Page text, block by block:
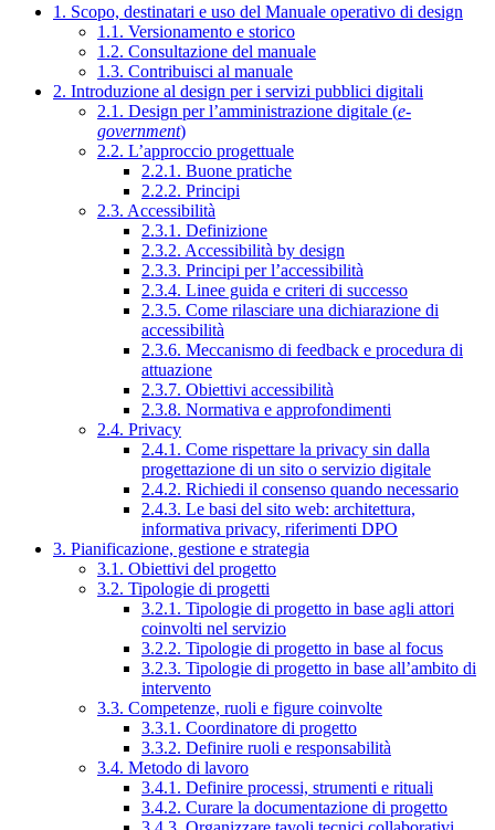
1. Scopo, destinatari e uso del Manuale operativo di design
1.1. Versionamento e storico
1.2. Consultazione del manuale
1.3. Contribuisci al manuale
2. Introduzione al design per i servizi pubblici digitali
2.1. Design per l’amministrazione digitale (e-
government)
2.2. L’approccio progettuale
2.2.1. Buone pratiche
2.2.2. Principi
2.3. Accessibilità
2.3.1. Definizione
2.3.2. Accessibilità by design
2.3.3. Principi per l’accessibilità
2.3.4. Linee guida e criteri di successo
2.3.5. Come rilasciare una dichiarazione di
accessibilità
2.3.6. Meccanismo di feedback e procedura di
attuazione
2.3.7. Obiettivi accessibilità
2.3.8. Normativa e approfondimenti
2.4. Privacy
2.4.1. Come rispettare la privacy sin dalla
progettazione di un sito o servizio digitale
2.4.2. Richiedi il consenso quando necessario
2.4.3. Le basi del sito web: architettura,
informativa privacy, riferimenti DPO
3. Pianificazione, gestione e strategia
3.1. Obiettivi del progetto
3.2. Tipologie di progetti
3.2.1. Tipologie di progetto in base agli attori
coinvolti nel servizio
3.2.2. Tipologie di progetto in base al focus
3.2.3. Tipologie di progetto in base all’ambito di
intervento
3.3. Competenze, ruoli e figure coinvolte
3.3.1. Coordinatore di progetto
3.3.2. Definire ruoli e responsabilità
3.4. Metodo di lavoro
3.4.1. Definire processi, strumenti e rituali
3.4.2. Curare la documentazione di progetto